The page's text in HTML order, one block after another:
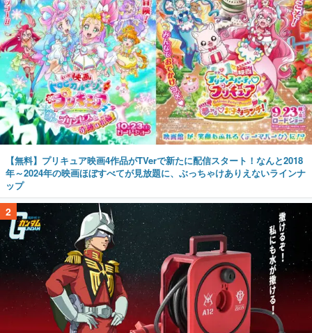
【無料】プリキュア映画4作品がTVerで新たに配信スタート！なんと2018
年～2024年の映画ほぼすべてが見放題に、ぶっちゃけありえないラインナ
ップ
2